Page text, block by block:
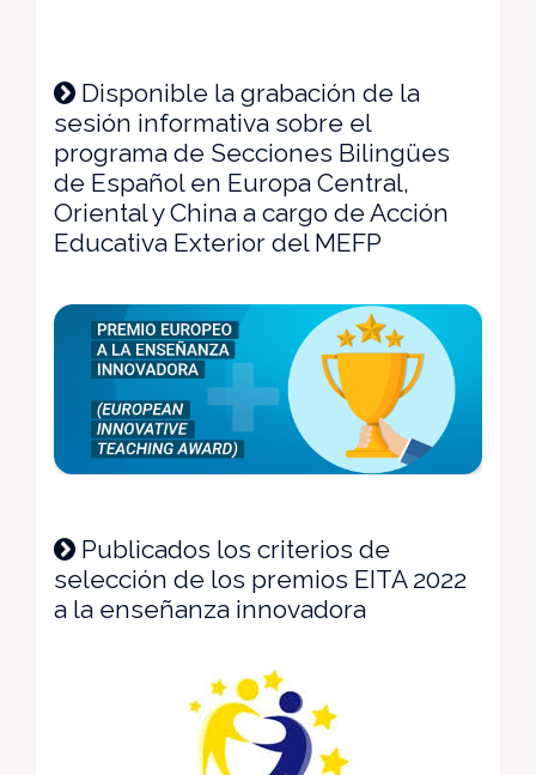
Disponible la grabación de la
sesión informativa sobre el
programa de Secciones Bilingües
de Español en Europa Central,
Oriental y China a cargo de Acción
Educativa Exterior del MEFP
Publicados los criterios de
selección de los premios EITA 2022
a la enseñanza innovadora